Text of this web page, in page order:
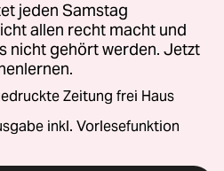
jeden Samstag
allen recht macht und
nicht gehört werden. Jetzt
Zeitung frei Haus
inkl. Vorlesefunktion